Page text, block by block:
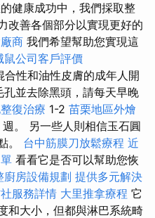
健康成功中，我們採取整
改善各個部分以實現更好的
商 我們希望幫助您實現這
鼠公司客戶評價
合性和油性皮膚的成年人開
孔並去除黑頭，請每天早晚
復治療 1-2 苗栗地區外燴
週。 另一些人則相信玉石圓
。 台中筋膜刀放鬆療程 近
看看它是否可以幫助您恢
廚房設備規劃 提供多元解決
服務詳情 大里推拿療程 它
和大小，但都與淋巴系統畸